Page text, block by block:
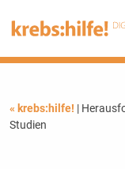
« krebs:hilfe! |
Studien